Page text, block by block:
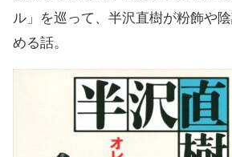
ル」を巡って、半沢直樹が粉飾や
める話。